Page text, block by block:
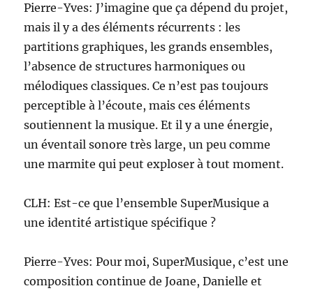
Pierre-Yves: J’imagine que ça dépend du projet,
mais il y a des éléments récurrents : les
partitions graphiques, les grands ensembles,
l’absence de structures harmoniques ou
mélodiques classiques. Ce n’est pas toujours
perceptible à l’écoute, mais ces éléments
soutiennent la musique. Et il y a une énergie,
un éventail sonore très large, un peu comme
une marmite qui peut exploser à tout moment.
CLH: Est-ce que l’ensemble SuperMusique a
une identité artistique spécifique ?
Pierre-Yves: Pour moi, SuperMusique, c’est une
composition continue de Joane, Danielle et